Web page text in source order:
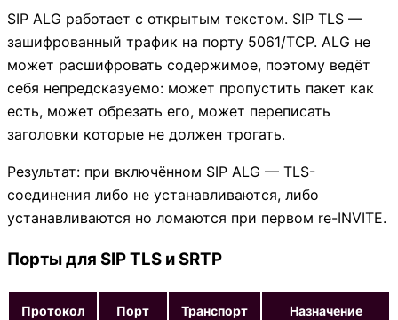
SIP ALG работает с открытым текстом. SIP TLS —
зашифрованный трафик на порту 5061/TCP. ALG не
может расшифровать содержимое, поэтому ведёт
себя непредсказуемо: может пропустить пакет как
есть, может обрезать его, может переписать
заголовки которые не должен трогать.
Результат: при включённом SIP ALG — TLS-
соединения либо не устанавливаются, либо
устанавливаются но ломаются при первом re-INVITE.
Порты для SIP TLS и SRTP
Протокол Порт Транспорт Назначение